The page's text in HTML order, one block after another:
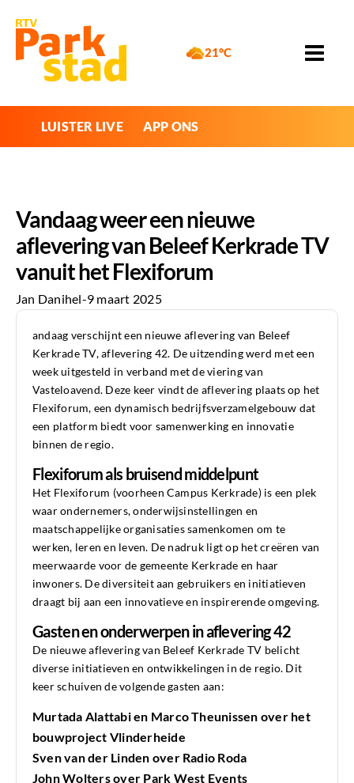
21°C
LUISTER LIVE APP ONS
Vandaag weer een nieuwe
aflevering van Beleef Kerkrade TV
vanuit het Flexiforum
Jan Danihel-9 maart 2025
andaag verschijnt een nieuwe aflevering van Beleef
Kerkrade TV, aflevering 42. De uitzending werd met een
week uitgesteld in verband met de viering van
Vasteloavend. Deze keer vindt de aflevering plaats op het
Flexiforum, een dynamisch bedrijfsverzamelgebouw dat
een platform biedt voor samenwerking en innovatie
binnen de regio.
Flexiforum als bruisend middelpunt
Het Flexiforum (voorheen Campus Kerkrade) is een plek
waar ondernemers, onderwijsinstellingen en
maatschappelijke organisaties samenkomen om te
werken, leren en leven. De nadruk ligt op het creëren van
meerwaarde voor de gemeente Kerkrade en haar
inwoners. De diversiteit aan gebruikers en initiatieven
draagt bij aan een innovatieve en inspirerende omgeving.
Gasten en onderwerpen in aflevering 42
De nieuwe aflevering van Beleef Kerkrade TV belicht
diverse initiatieven en ontwikkelingen in de regio. Dit
keer schuiven de volgende gasten aan:
Murtada Alattabi en Marco Theunissen over het
bouwproject Vlinderheide
Sven van der Linden over Radio Roda
John Wolters over Park West Events